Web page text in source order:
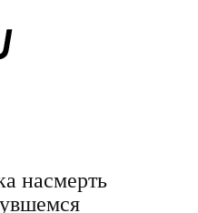
насмерть